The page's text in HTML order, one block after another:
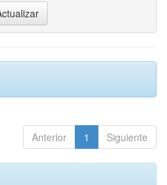
Anterior 1 Siguiente